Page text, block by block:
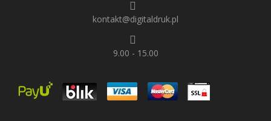
kontakt@digitaldruk.pl
9.00 - 15.00